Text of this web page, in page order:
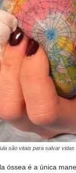
são vitais para salvar
óssea é a única